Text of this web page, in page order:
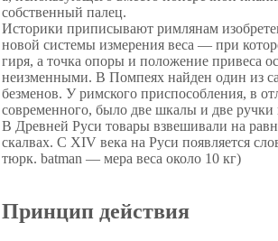
собственный палец.
Историки приписывают римлянам
новой системы измерения веса — при
гиря, а точка опоры и положение привеса
неизменными. В Помпеях найден один из
безменов. У римского приспособления, в
современного, было две шкалы и две ручки
В Древней Руси товары взвешивали на
скалвах. С XIV века на Руси появляется
тюрк. batman — мера веса около 10 кг)
Принцип действия